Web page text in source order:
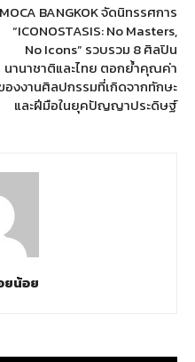
MOCA BANGKOK จัดนิทรรศการ
“ICONOSTASIS: No Masters,
No Icons” รวบรวม 8 ศิลปิน
นานาชาติและไทย ตอกย้ำคุณค่า
องงานศิลปกรรมที่เกิดจากทักษะ
และฝีมือในยุคปัญญาประดิษฐ์
ยน้อย